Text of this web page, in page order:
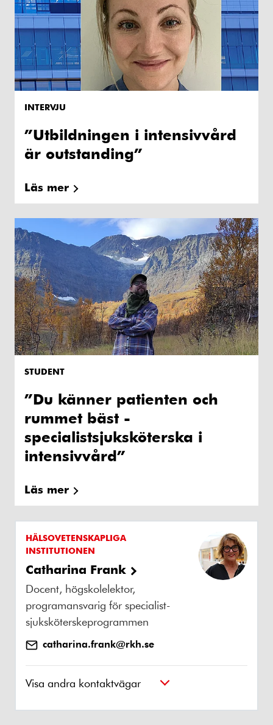
INTERVJU
”Utbildningen i intensivvård
är outstanding”
Läs mer
STUDENT
”Du känner patienten och
rummet bäst -
specialistsjuksköterska i
intensivvård”
Läs mer
HÄLSOVETENSKAPLIGA
INSTITUTIONEN
Catharina Frank
Docent, högskolelektor,
programansvarig för specialist-
sjuksköterskeprogrammen
catharina.frank@rkh.se
Visa andra kontaktvägar